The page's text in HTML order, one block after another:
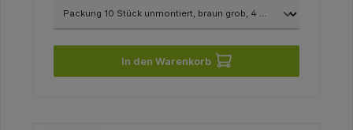
In den Warenkorb